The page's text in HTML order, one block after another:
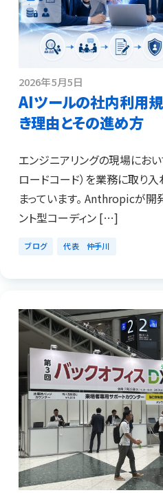
2026年5月5日
AIツールの社内利用
き理由とその進め方
エンジニアリングの現場にお
ロードコード）を業務に取り
まっています。 Anthropicが開
ント型コーディン […]
ブログ 代表 仲手川